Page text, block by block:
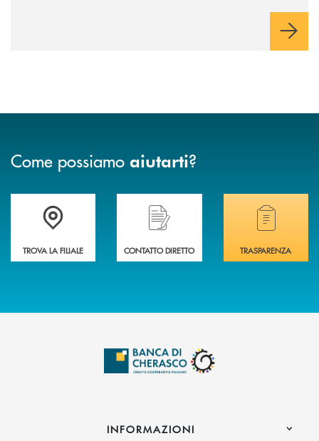
Come possiamo aiutarti?
Accedi all' elenco completo delle filiali .
TROVA LA FILIALE
Hai bisogno di assistenza immediata?
CONTATTO DIRETTO
Hai bisogno di
TRASPARENZA
INFORMAZIONI